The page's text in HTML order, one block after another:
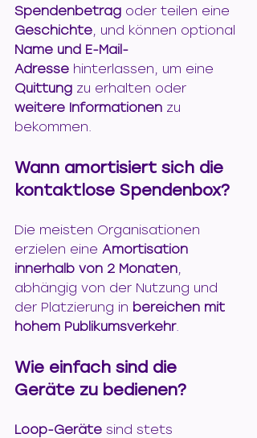
Spendenbetrag oder teilen eine
Geschichte , und können optional
Name und E-Mail-
Adresse hinterlassen, um eine
Quittung zu erhalten oder
weitere Informationen zu
bekommen.
Wann amortisiert sich die
kontaktlose Spendenbox?
Die meisten Organisationen
erzielen eine Amortisation
innerhalb von 2 Monaten
abhängig von der Nutzung und
der Platzierung in bereichen mit
hohem Publikumsverkehr.
Wie einfach sind die
Geräte zu bedienen?
Loop-Geräte sind stets